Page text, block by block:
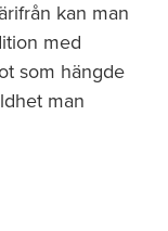
kan man
med
som hängde
man